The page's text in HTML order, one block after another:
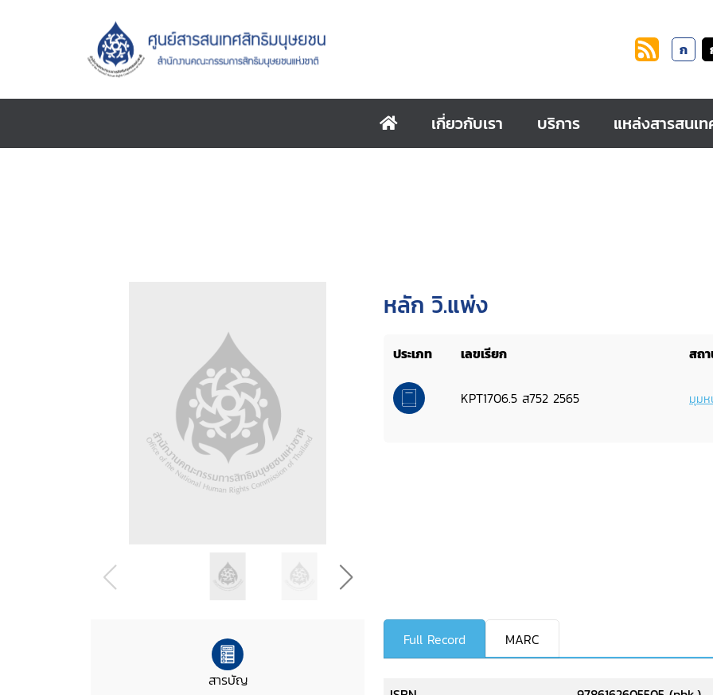
ก
เกี่ยวกับเรา บริการ แหล่งสารสนเ
หลัก วิ.แพ่ง
ประเภท เลขเรียก สถ
KPT1706.5 ส752 2565 มุมห
สารบัญ
Full Record MARC